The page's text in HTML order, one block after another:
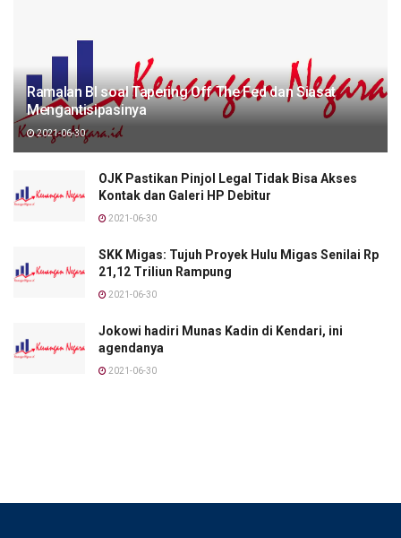
Ramalan BI soal Tapering Off The Fed dan Siasat
Mengantisipasinya
2021-06-30
OJK Pastikan Pinjol Legal Tidak Bisa Akses
Kontak dan Galeri HP Debitur
2021-06-30
SKK Migas: Tujuh Proyek Hulu Migas Senilai Rp
21,12 Triliun Rampung
2021-06-30
Jokowi hadiri Munas Kadin di Kendari, ini
agendanya
2021-06-30